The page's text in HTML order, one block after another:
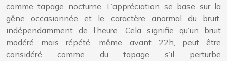
comme tapage nocturne. L’appréciation se base sur la
gêne occasionnée et le caractère anormal du bruit,
indépendamment de l’heure. Cela signifie qu’un bruit
modéré mais répété, même avant 22h, peut être
considéré comme du tapage s’il perturbe